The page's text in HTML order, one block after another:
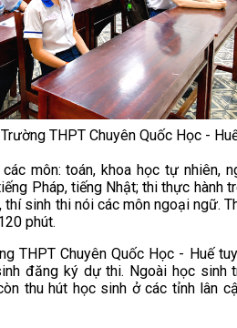
THPT Chuyên Quốc Học -
môn: toán, khoa học tự nhiên,
Pháp, tiếng Nhật; thi thực hành
thí sinh thi nói các môn ngoại ngữ.
phút.
THPT Chuyên Quốc Học - Huế
đăng ký dự thi. Ngoài học sinh
thu hút học sinh ở các tỉnh lân